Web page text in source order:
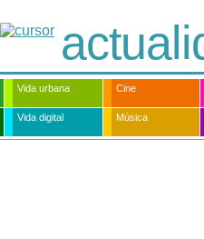
Vida urbana Cine
Vida digital Música